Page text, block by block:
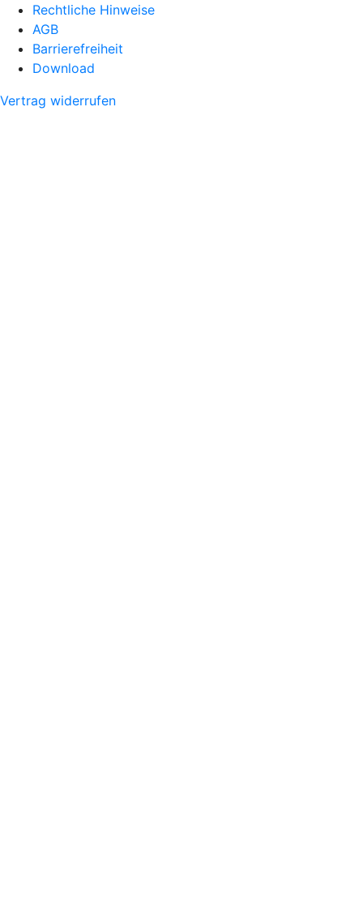
Rechtliche Hinweise
AGB
Barrierefreiheit
Download
Vertrag widerrufen